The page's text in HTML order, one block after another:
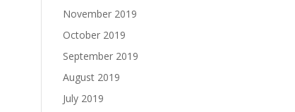
November 2019
October 2019
September 2019
August 2019
July 2019